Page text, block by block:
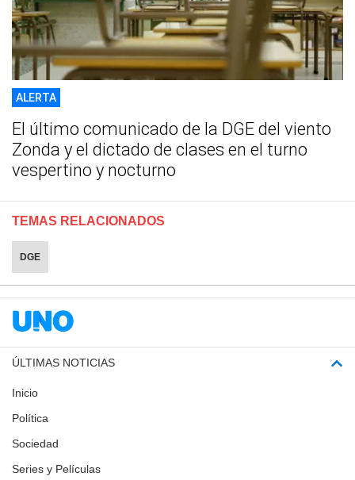
ALERTA
El último comunicado de la DGE del viento
Zonda y el dictado de clases en el turno
vespertino y nocturno
TEMAS RELACIONADOS
DGE
ÚLTIMAS NOTICIAS
Inicio
Política
Sociedad
Series y Películas